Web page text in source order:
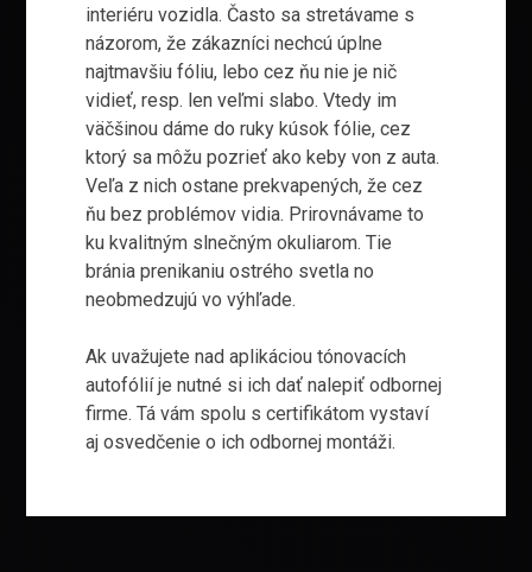
interiéru vozidla. Často sa stretávame s
názorom, že zákazníci nechcú úplne
najtmavšiu fóliu, lebo cez ňu nie je nič
vidieť, resp. len veľmi slabo. Vtedy im
väčšinou dáme do ruky kúsok fólie, cez
ktorý sa môžu pozrieť ako keby von z auta.
Veľa z nich ostane prekvapených, že cez
ňu bez problémov vidia. Prirovnávame to
ku kvalitným slnečným okuliarom. Tie
bránia prenikaniu ostrého svetla no
neobmedzujú vo výhľade.
Ak uvažujete nad aplikáciou tónovacích
autofólií je nutné si ich dať nalepiť odbornej
firme. Tá vám spolu s certifikátom vystaví
aj osvedčenie o ich odbornej montáži.